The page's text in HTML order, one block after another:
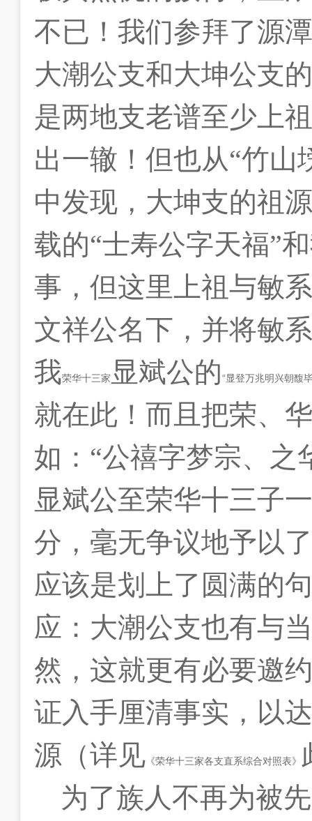
不已！我们参拜了源
大潮公支和大坤公支
是两地支老谱至少上
出一辙！但也从“竹山
中发现，大坤支的祖
载的“士寿公字天福”
事，但这里上祖与敏
文祥公名下，并将敏
我荣华十三家 显斌公的“显登万兆明兴朝馥
就在此！而且把荣、
如：“公禧字梦宗、之
显斌公至荣华十三子
分，毫无争议地予以
应该是划上了圆满的
应：大潮公支也有与
然，这就更有必要邀
证入手厘清事实，以
源（详见 《荣华十三家各支直系综合对照表》
为了族人不再为被